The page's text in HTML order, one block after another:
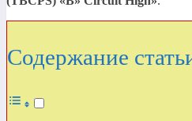
Содержание